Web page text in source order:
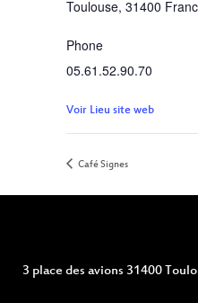
Toulouse, 31400
Phone
05.61.52.90.70
Voir Lieu site web
Café Signes
3 place des avions 31400